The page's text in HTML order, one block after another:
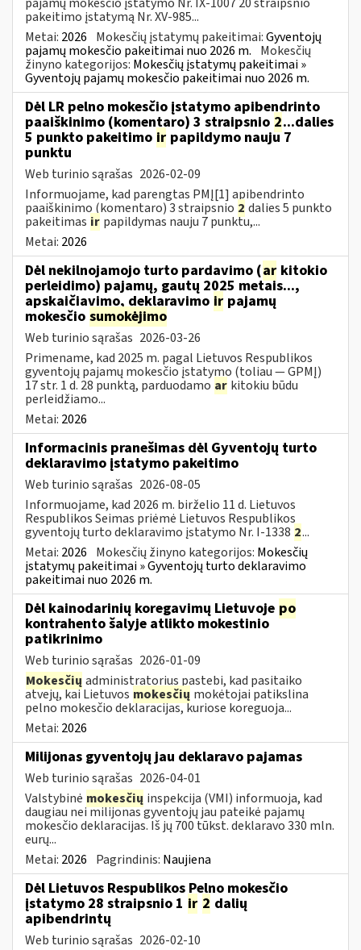
pakeitimo įstatymą Nr. XV-985...
Metai: 2026 Mokesčių įstatymų pakeitimai:Gyventojų
pajamų mokesčio pakeitimai nuo 2026 m. Mokesčių
žinyno kategorijos: Mokesčių įstatymų pakeitimai »
Gyventojų pajamų mokesčio pakeitimai nuo 2026 m.
Dėl LR pelno mokesčio įstatymo apibendrinto
paaiškinimo (komentaro) 3 straipsnio 2...dalies
5 punkto pakeitimo ir papildymo nauju 7
punktu
Web turinio sąrašas 2026-02-09
Informuojame, kad parengtas PMĮ[1] apibendrinto
paaiškinimo (komentaro) 3 straipsnio 2 dalies 5 punkto
pakeitimas ir papildymas nauju 7 punktu,...
Metai: 2026
Dėl nekilnojamojo turto pardavimo (ar kitokio
perleidimo) pajamų, gautų 2025 metais...,
apskaičiavimo, deklaravimo ir pajamų
mokesčio sumokėjimo
Web turinio sąrašas 2026-03-26
Primename, kad 2025 m. pagal Lietuvos Respublikos
gyventojų pajamų mokesčio įstatymo (toliau — GPMĮ)
17 str. 1 d. 28 punktą, parduodamo ar kitokiu būdu
perleidžiamo...
Metai: 2026
Informacinis pranešimas dėl Gyventojų turto
deklaravimo įstatymo pakeitimo
Web turinio sąrašas 2026-08-05
Informuojame, kad 2026 m. birželio 11 d. Lietuvos
Respublikos Seimas priėmė Lietuvos Respublikos
gyventojų turto deklaravimo įstatymo Nr. I-1338 2...
Metai: 2026 Mokesčių žinyno kategorijos: Mokesčių
įstatymų pakeitimai » Gyventojų turto deklaravimo
pakeitimai nuo 2026 m.
Dėl kainodarinių koregavimų Lietuvoje po
kontrahento šalyje atlikto mokestinio
patikrinimo
Web turinio sąrašas 2026-01-09
Mokesčių administratorius pastebi, kad pasitaiko
atvejų, kai Lietuvos mokesčių mokėtojai patikslina
pelno mokesčio deklaracijas, kuriose koreguoja...
Metai: 2026
Milijonas gyventojų jau deklaravo pajamas
Web turinio sąrašas 2026-04-01
Valstybinė mokesčių inspekcija (VMI) informuoja, kad
daugiau nei milijonas gyventojų jau pateikė pajamų
mokesčio deklaracijas. Iš jų 700 tūkst. deklaravo 330 mln.
eurų...
Metai: 2026 Pagrindinis: Naujiena
Dėl Lietuvos Respublikos Pelno mokesčio
įstatymo 28 straipsnio 1 ir 2 dalių
apibendrintų
Web turinio sąrašas 2026-02-10